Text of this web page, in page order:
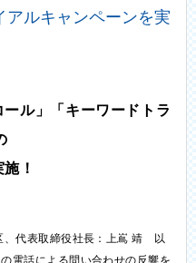
アルキャンペーンを実
ル」「キーワードトラ
！
、代表取締役社長：上嶌 靖 以
電話による問い合わせの反響を